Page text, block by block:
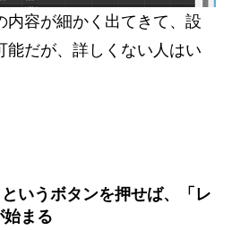
容が細かく出てきて、設
能だが、詳しくない人はい
いうボタンを押せば、「レ
始まる